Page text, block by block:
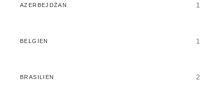
AZERBEJDŻAN 1
BELGIEN 1
BRASILIEN 2